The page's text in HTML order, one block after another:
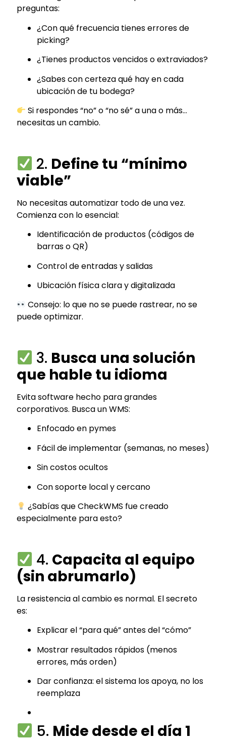
preguntas:
¿Con qué frecuencia tienes errores de
picking?
¿Tienes productos vencidos o extraviados?
¿Sabes con certeza qué hay en cada
ubicación de tu bodega?
Si respondes “no” o “no sé” a una o más…
necesitas un cambio.
2. Define tu “mínimo
viable”
No necesitas automatizar todo de una vez.
Comienza con lo esencial:
Identificación de productos (códigos de
barras o QR)
Control de entradas y salidas
Ubicación física clara y digitalizada
Consejo: lo que no se puede rastrear, no se
puede optimizar.
3. Busca una solución
que hable tu idioma
Evita software hecho para grandes
corporativos. Busca un WMS:
Enfocado en pymes
Fácil de implementar (semanas, no meses)
Sin costos ocultos
Con soporte local y cercano
¿Sabías que CheckWMS fue creado
especialmente para esto?
4. Capacita al equipo
(sin abrumarlo)
La resistencia al cambio es normal. El secreto
es:
Explicar el “para qué” antes del “cómo”
Mostrar resultados rápidos (menos
errores, más orden)
Dar confianza: el sistema los apoya, no los
reemplaza
5. Mide desde el día 1